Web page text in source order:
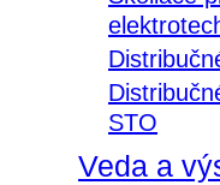
STO
Veda a